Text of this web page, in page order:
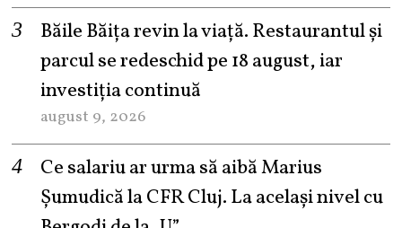
Băile Băița revin la viață. Restaurantul și
parcul se redeschid pe 18 august, iar
investiția continuă
august 9, 2026
Ce salariu ar urma să aibă Marius
Șumudică la CFR Cluj. La același nivel cu